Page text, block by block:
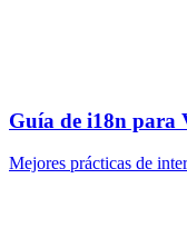
Guía de i18n para
Mejores prácticas de